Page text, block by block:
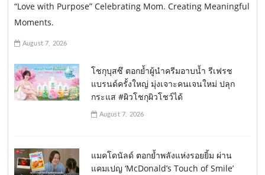
“Love with Purpose” Celebrating Mom. Creating Meaningful
Moments.
August 7, 2026
โชกุบุสซึ ตอกย้ำผู้นำครีมอาบน้ำ รีเฟรช
แบรนด์ครั้งใหญ่ มุ่งเจาะคนเจนใหม่ ปลุก
กระแส #ผิวโชกุผิวโชว์ได้
August 7, 2026
แมคโดนัลด์ ตอกย้ำพลังแห่งรอยยิ้ม ผ่าน
แคมเปญ ‘McDonald’s Touch of Smile’